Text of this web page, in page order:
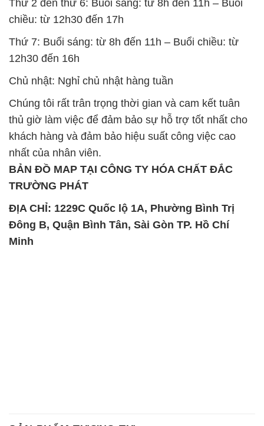
Chủ nhật: Nghỉ chủ nhật hàng tuần
thủ giờ làm việc để đảm bảo sự hỗ trợ tốt nhất cho
khách hàng và đảm bảo hiệu suất công việc cao
nhất của nhân viên.
BẢN ĐỒ MAP TẠI CÔNG TY HÓA CHẤT ĐẮC
TRƯỜNG PHÁT
ĐỊA CHỈ: 1229C Quốc lộ 1A, Phường Bình Trị
Đông B, Quận Bình Tân, Sài Gòn TP. Hồ Chí
Minh